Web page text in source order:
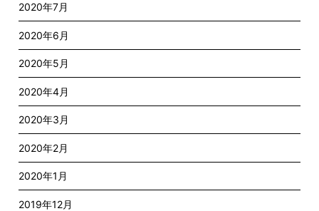
2020年7月
2020年6月
2020年5月
2020年4月
2020年3月
2020年2月
2020年1月
2019年12月